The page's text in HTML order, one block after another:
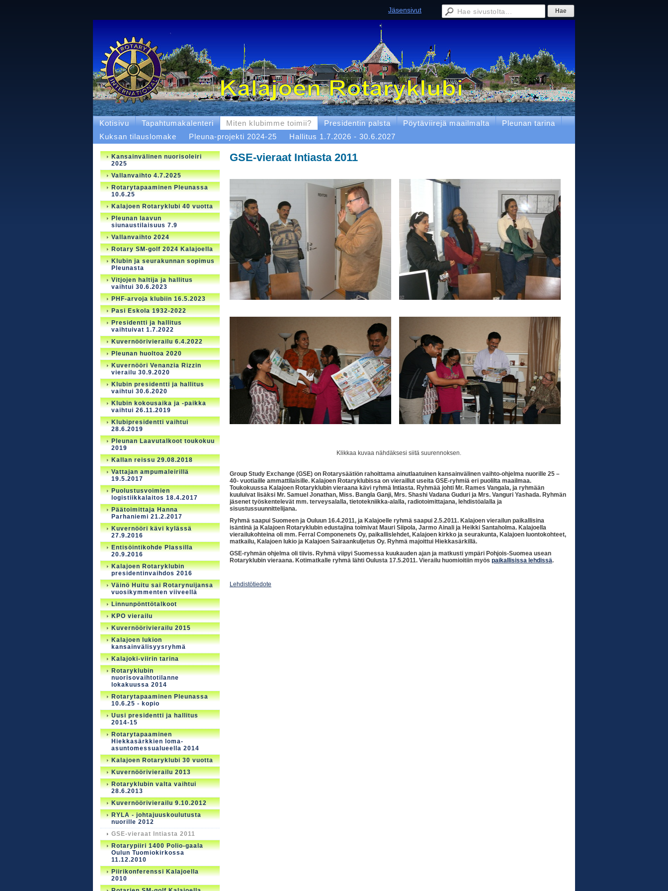
Jäsensivut
Kotisivu Tapahtumakalenteri Miten klubimme toimii? Presidentin palsta Pöytäviirejä maailmalta
Pleunan tarina
Kuksan tilauslomake
Pleuna-projekti 2024-25 Hallitus 1.7.2026 - 30.6.2027
GSE-vieraat Intiasta 2011
Klikkaa kuvaa nähdäksesi siitä suurennoksen.
Group Study Exchange (GSE) on Rotarysäätiön rahoittama ainutlaatuinen kansainvälinen vaihto-ohjelma nuorille 25 –
40- vuotiaille ammattilaisille. Kalajoen Rotaryklubissa on vieraillut useita GSE-ryhmiä eri puolilta maailmaa.
Toukokuussa Kalajoen Rotaryklubin vieraana kävi ryhmä Intiasta. Ryhmää johti Mr. Rames Vangala, ja ryhmään
kuuluivat lisäksi Mr. Samuel Jonathan, Miss. Bangla Ganji, Mrs. Shashi Vadana Guduri ja Mrs. Vanguri Yashada. Ryhmän
jäsenet työskentelevät mm. terveysalalla, tietotekniikka-alalla, radiotoimittajana, lehdistöalalla ja
sisustussuunnittelijana.
Ryhmä saapui Suomeen ja Ouluun 16.4.2011, ja Kalajoelle ryhmä saapui 2.5.2011. Kalajoen vierailun paikallisina
isäntinä ja Kalajoen Rotaryklubin edustajina toimivat Mauri Siipola, Jarmo Ainali ja Heikki Santaholma. Kalajoella
vierailukohteina oli mm. Ferral Componenets Oy, paikallislehdet, Kalajoen kirkko ja seurakunta, Kalajoen luontokohteet,
matkailu, Kalajoen lukio ja Kalajoen Sairaankuljetus Oy. Ryhmä majoittui Hiekkasärkillä.
GSE-ryhmän ohjelma oli tiivis. Ryhmä viipyi Suomessa kuukauden ajan ja matkusti ympäri Pohjois-Suomea usean
Rotaryklubin vieraana. Kotimatkalle ryhmä lähti Oulusta 17.5.2011. Vierailu huomioitiin myös paikallisissa lehdissä.
Lehdistötiedote
Kansainvälinen nuorisoleiri
2025
Vallanvaihto 4.7.2025
Rotarytapaaminen Pleunassa
10.6.25
Kalajoen Rotaryklubi 40 vuotta
Pleunan laavun
siunaustilaisuus 7.9
Vallanvaihto 2024
Rotary SM-golf 2024 Kalajoella
Klubin ja seurakunnan sopimus
Pleunasta
Vitjojen haltija ja hallitus
vaihtui 30.6.2023
PHF-arvoja klubiin 16.5.2023
Pasi Eskola 1932-2022
Presidentti ja hallitus
vaihtuivat 1.7.2022
Kuvernöörivierailu 6.4.2022
Pleunan huoltoa 2020
Kuvernööri Venanzia Rizzin
vierailu 30.9.2020
Klubin presidentti ja hallitus
vaihtui 30.6.2020
Klubin kokousaika ja -paikka
vaihtui 26.11.2019
Klubipresidentti vaihtui
28.6.2019
Pleunan Laavutalkoot toukokuu
2019
Kallan reissu 29.08.2018
Vattajan ampumaleirillä
19.5.2017
Puolustusvoimien
logistiikkalaitos 18.4.2017
Päätoimittaja Hanna
Parhaniemi 21.2.2017
Kuvernööri kävi kylässä
27.9.2016
Entisöintikohde Plassilla
20.9.2016
Kalajoen Rotaryklubin
presidentinvaihdos 2016
Väinö Huitu sai Rotarynuijansa
vuosikymmenten viiveellä
Linnunpönttötalkoot
KPO vierailu
Kuvernöörivierailu 2015
Kalajoen lukion
kansainvälisyysryhmä
Kalajoki-viirin tarina
Rotaryklubin
nuorisovaihtotilanne
lokakuussa 2014
Rotarytapaaminen Pleunassa
10.6.25 - kopio
Uusi presidentti ja hallitus
2014-15
Rotarytapaaminen
Hiekkasärkkien loma-
asuntomessualueella 2014
Kalajoen Rotaryklubi 30 vuotta
Kuvernöörivierailu 2013
Rotaryklubin valta vaihtui
28.6.2013
Kuvernöörivierailu 9.10.2012
RYLA - johtajuuskoulutusta
nuorille 2012
GSE-vieraat Intiasta 2011
Rotarypiiri 1400 Polio-gaala
Oulun Tuomiokirkossa
11.12.2010
Piirikonferenssi Kalajoella
2010